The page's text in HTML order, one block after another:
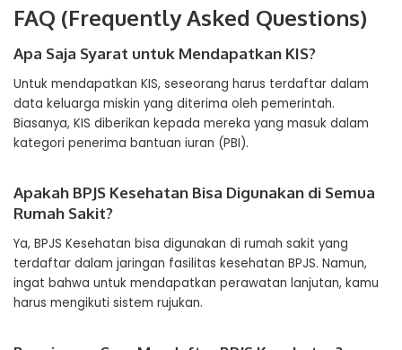
FAQ (Frequently Asked Questions)
Apa Saja Syarat untuk Mendapatkan KIS?
Untuk mendapatkan KIS, seseorang harus terdaftar dalam
data keluarga miskin yang diterima oleh pemerintah.
Biasanya, KIS diberikan kepada mereka yang masuk dalam
kategori penerima bantuan iuran (PBI).
Apakah BPJS Kesehatan Bisa Digunakan di Semua
Rumah Sakit?
Ya, BPJS Kesehatan bisa digunakan di rumah sakit yang
terdaftar dalam jaringan fasilitas kesehatan BPJS. Namun,
ingat bahwa untuk mendapatkan perawatan lanjutan, kamu
harus mengikuti sistem rujukan.